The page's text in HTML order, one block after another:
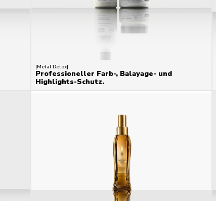
[Metal Detox]
Professioneller Farb-, Balayage- und
Highlights-Schutz.